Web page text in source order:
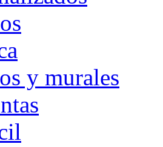
y murales